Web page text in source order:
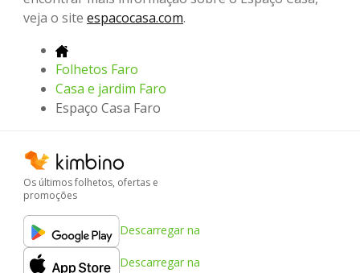
veja o site espacocasa.com.
Folhetos Faro
Casa e jardim Faro
Espaço Casa Faro
Os últimos folhetos, ofertas e
promoções
Descarregar na
Descarregar na